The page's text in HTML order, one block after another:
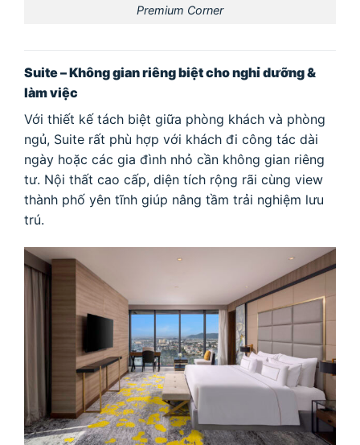
Premium Corner
Suite – Không gian riêng biệt cho nghỉ dưỡng &
làm việc
Với thiết kế tách biệt giữa phòng khách và phòng
ngủ, Suite rất phù hợp với khách đi công tác dài
ngày hoặc các gia đình nhỏ cần không gian riêng
tư. Nội thất cao cấp, diện tích rộng rãi cùng view
thành phố yên tĩnh giúp nâng tầm trải nghiệm lưu
trú.